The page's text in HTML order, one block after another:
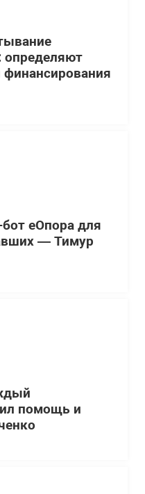
еОпора для
— Тимур
помощь и